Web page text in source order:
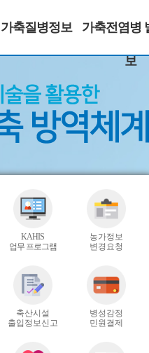
가축질병정보 가축전염병
보
KAHIS
업무 프로그램
농가정보
변경요청
축산시설
출입정보신고
병성감정
민원결제